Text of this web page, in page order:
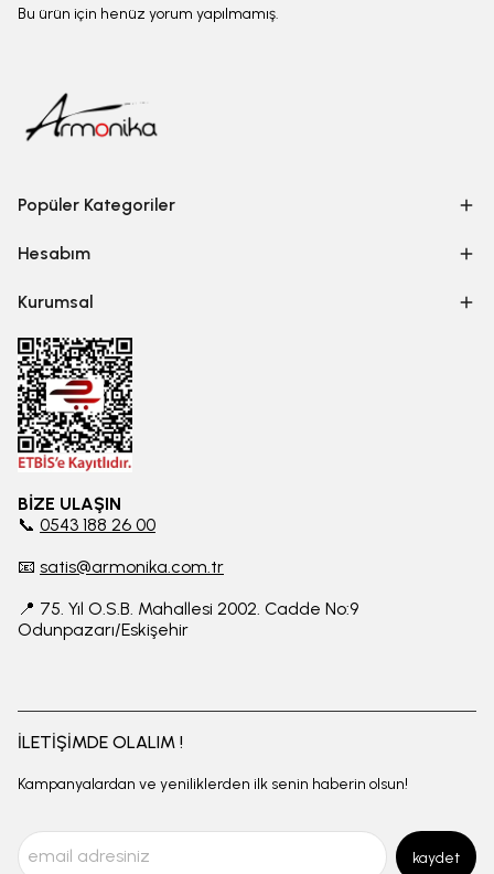
Bu ürün için henüz yorum yapılmamış.
Popüler Kategoriler
Hesabım
Kurumsal
BİZE ULAŞIN
📞 0543 188 26 00
📧 satis@armonika.com.tr
📍 75. Yıl O.S.B. Mahallesi 2002. Cadde No:9
Odunpazarı/Eskişehir
İLETİŞİMDE OLALIM !
Kampanyalardan ve yeniliklerden ilk senin haberin olsun!
kaydet